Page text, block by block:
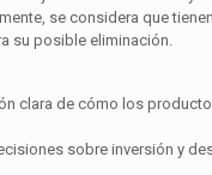
se considera que
su posible eliminación.
clara de cómo los
sobre inversión y